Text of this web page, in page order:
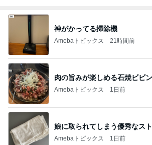
神がかってる掃除機
Amebaトピックス 21時間前
肉の旨みが楽しめる石焼ビビ
Amebaトピックス 1日前
娘に取られてしまう優秀なス
Amebaトピックス 1日前